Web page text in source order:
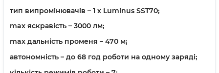
тип випромінювачів – 1 х Luminus SST70;
max яскравість – 3000 лм;
max дальність променя – 470 м;
автономність – до 68 год роботи на одному заряді;